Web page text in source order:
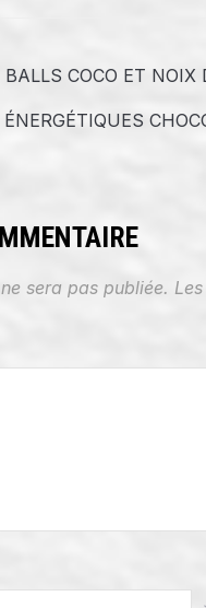
BALLS COCO ET
ÉNERGÉTIQUES
sera pas publiée.